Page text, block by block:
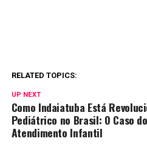
RELATED TOPICS:
UP NEXT
Como Indaiatuba Está
Pediátrico no Brasil: O Caso
Atendimento Infantil